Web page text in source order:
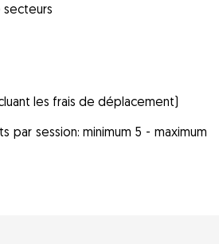
les frais de déplacement)
par session: minimum 5 - maximum